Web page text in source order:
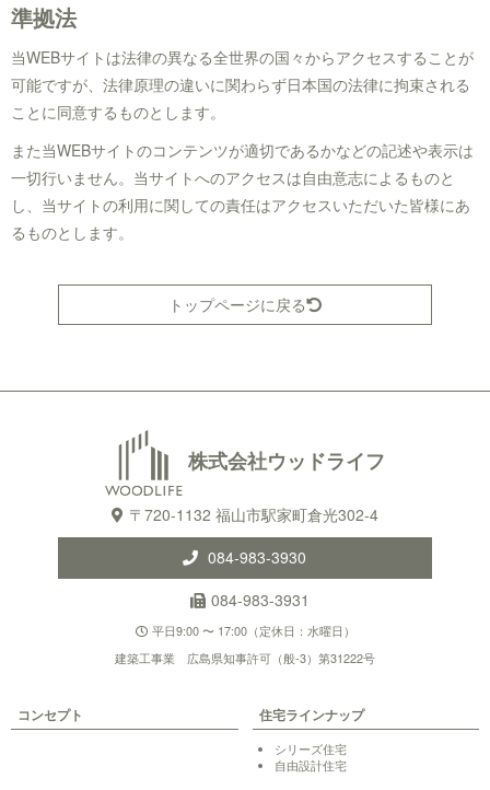
準拠法
当WEBサイトは法律の異なる全世界の国々からアクセスすることが
可能ですが、法律原理の違いに関わらず日本国の法律に拘束される
ことに同意するものとします。
また当WEBサイトのコンテンツが適切であるかなどの記述や表示は
一切行いません。当サイトへのアクセスは自由意志によるものと
し、当サイトの利用に関しての責任はアクセスいただいた皆様にあ
るものとします。
トップページに戻る
株式会社ウッドライフ
〒720-1132 福山市駅家町倉光302-4
084-983-3930
084-983-3931
平日9:00 〜 17:00（定休日：水曜日）
建築工事業 広島県知事許可（般-3）第31222号
コンセプト 住宅ラインナップ
シリーズ住宅
自由設計住宅